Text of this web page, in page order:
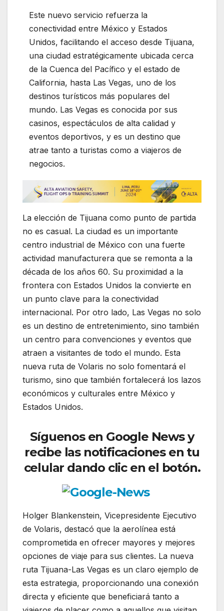
Este nuevo servicio refuerza la
conectividad entre México y Estados
Unidos, facilitando el acceso desde Tijuana,
una ciudad estratégicamente ubicada cerca
de la Cuenca del Pacífico y el estado de
California, hasta Las Vegas, uno de los
destinos turísticos más populares del
mundo. Las Vegas es conocida por sus
casinos, espectáculos de alta calidad y
eventos deportivos, y es un destino que
atrae tanto a turistas como a viajeros de
negocios.
La elección de Tijuana como punto de partida
no es casual. La ciudad es un importante
centro industrial de México con una fuerte
actividad manufacturera que se remonta a la
década de los años 60. Su proximidad a la
frontera con Estados Unidos la convierte en
un punto clave para la conectividad
internacional. Por otro lado, Las Vegas no solo
es un destino de entretenimiento, sino también
un centro para convenciones y eventos que
atraen a visitantes de todo el mundo. Esta
nueva ruta de Volaris no solo fomentará el
turismo, sino que también fortalecerá los lazos
económicos y culturales entre México y
Estados Unidos.
Síguenos en Google News y
recibe las notificaciones en tu
celular dando clic en el botón.
Holger Blankenstein, Vicepresidente Ejecutivo
de Volaris, destacó que la aerolínea está
comprometida en ofrecer mayores y mejores
opciones de viaje para sus clientes. La nueva
ruta Tijuana-Las Vegas es un claro ejemplo de
esta estrategia, proporcionando una conexión
directa y eficiente que beneficiará tanto a